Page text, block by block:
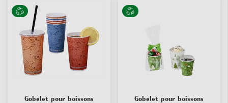
Gobelet pour boissons
Gobelet pour boissons